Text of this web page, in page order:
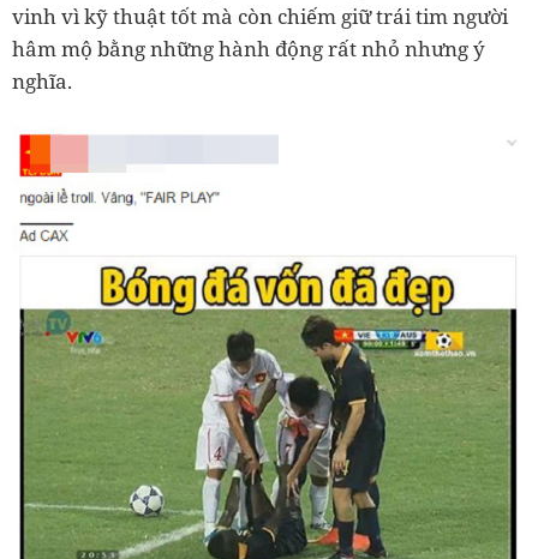
vinh vì kỹ thuật tốt mà còn chiếm giữ trái tim người
hâm mộ bằng những hành động rất nhỏ nhưng ý
nghĩa.